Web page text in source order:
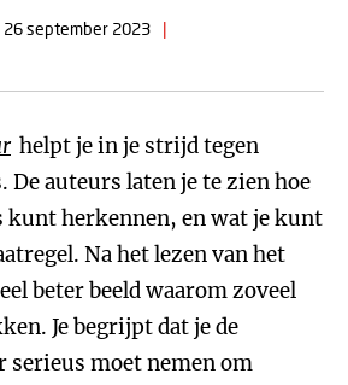
26 september 2023
|
helpt je in je strijd tegen
De auteurs laten je te zien hoe
kunt herkennen, en wat je kunt
Na het lezen van het
beter beeld waarom zoveel
Je begrijpt dat je de
serieus moet nemen om